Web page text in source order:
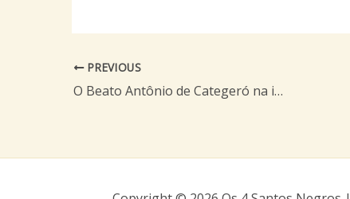
PREVIOUS
O Beato Antônio de Categeró na igreja de Nª Sª Achiropita em 1999